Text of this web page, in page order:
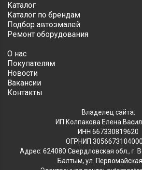
Каталог
Каталог по брендам
Подбор автоэмалей
Ремонт оборудования
О нас
Покупателям
Новости
Вакансии
Контакты
Владелец сайта:
ИП Колпакова Елена
ИНН 667330819620
ОГРНИП
Адрес: 624080 Свердловская обл., г.
Балтым, ул.